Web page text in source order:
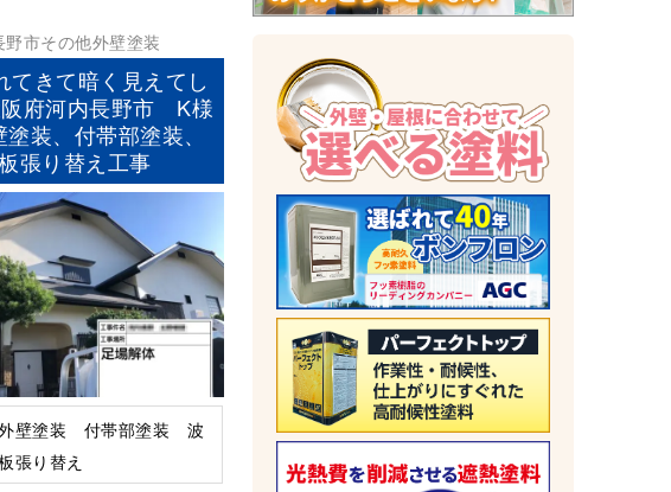
野市その他外壁塗装
てきて暗く見えてし
阪府河内長野市 K様
装、付帯部塗装、
張り替え工事
壁塗装 付帯部塗装 波
張り替え